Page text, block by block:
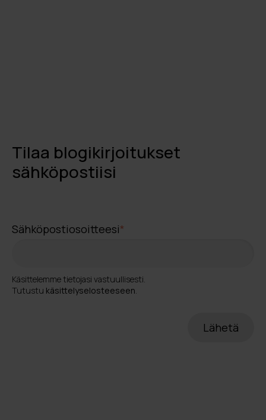
Tilaa blogikirjoitukset
sähköpostiisi
Sähköpostiosoitteesi*
Käsittelemme tietojasi vastuullisesti.
Tutustu käsittelyselosteeseen.